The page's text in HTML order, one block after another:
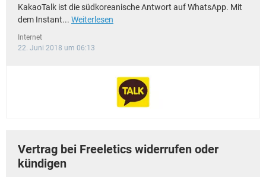
KakaoTalk ist die südkoreanische Antwort auf WhatsApp. Mit
dem Instant... Weiterlesen
Internet
22. Juni 2018 um 06:13
Vertrag bei Freeletics widerrufen oder
kündigen